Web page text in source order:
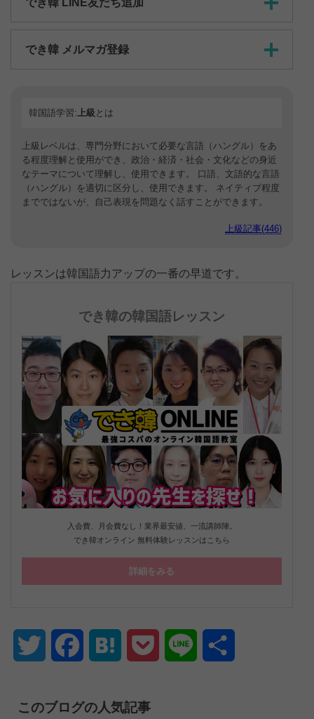
でき韓 LINE友だち追加
でき韓 メルマガ登録
韓国語学習:上級 とは
上級レベルは、専門分野において必要な言語（ハングル）をあ
る程度理解と使用ができ、政治・経済・社会・文化などの身近
なテーマについて理解し、使用できます。 口語、文語的な言語
（ハングル）を適切に区分し、使用できます。 ネイティブ程度
までではないが、自己表現を問題なく話すことができます。
上級記事(446)
レッスンは韓国語力アップの一番の早道です。
でき韓の韓国語レッスン
入会費、月会費なし！業界最安値、一流講師陣。
でき韓オンライン 無料体験レッスンはこちら
詳細をみる
Twitter FacebookHatena Pocket Line
このブログの人気記事